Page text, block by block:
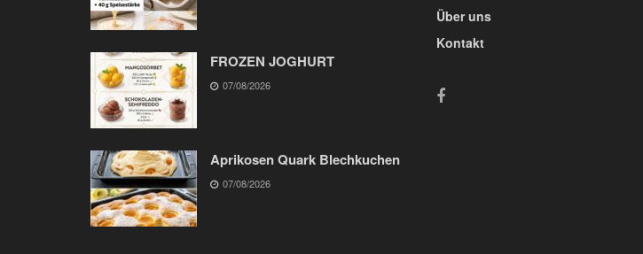
FROZEN JOGHURT
07/08/2026
Aprikosen Quark Blechkuchen
07/08/2026
Über uns
Kontakt